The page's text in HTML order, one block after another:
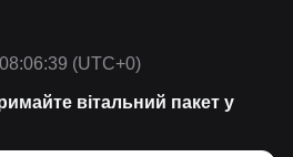
(UTC+0)
вітальний пакет у